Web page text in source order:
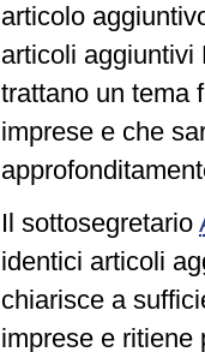
articolo
articoli aggiuntivi
trattano un tema
imprese e che
Il sottosegretario
identici articoli
chiarisce a
imprese e ritiene